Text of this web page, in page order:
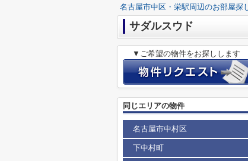
名古屋市中区・栄駅周辺のお部屋探
サダルスウド
▼ご希望の物件をお探しします
同じエリアの物件
名古屋市中村区
下中村町